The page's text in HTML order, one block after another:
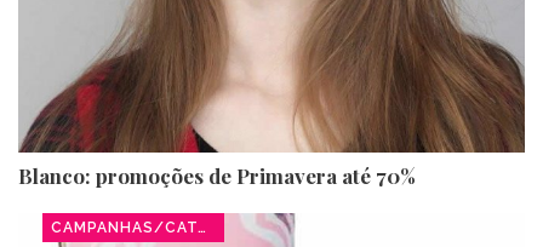
Blanco: promoções de Primavera até 70%
CAMPANHAS/CATÁLOGOS